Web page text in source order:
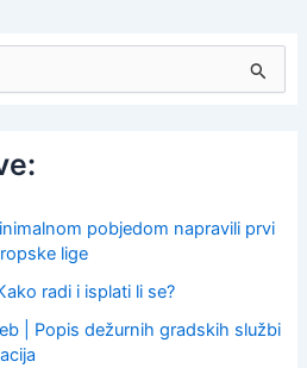
pobjedom napravili prvi
lige
radi i isplati li se?
| Popis dežurnih gradskih službi